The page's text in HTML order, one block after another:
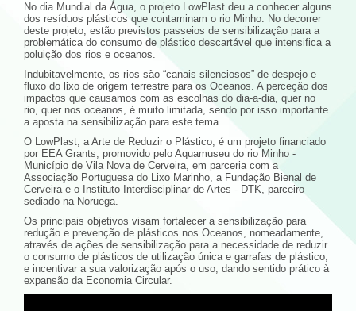
No dia Mundial da Água, o projeto LowPlast deu a conhecer alguns
dos resíduos plásticos que contaminam o rio Minho. No decorrer
deste projeto, estão previstos passeios de sensibilização para a
problemática do consumo de plástico descartável que intensifica a
poluição dos rios e oceanos.
Indubitavelmente, os rios são “canais silenciosos” de despejo e
fluxo do lixo de origem terrestre para os Oceanos. A perceção dos
impactos que causamos com as escolhas do dia-a-dia, quer no
rio, quer nos oceanos, é muito limitada, sendo por isso importante
a aposta na sensibilização para este tema.
O LowPlast, a Arte de Reduzir o Plástico, é um projeto financiado
por EEA Grants, promovido pelo Aquamuseu do rio Minho -
Município de Vila Nova de Cerveira, em parceria com a
Associação Portuguesa do Lixo Marinho, a Fundação Bienal de
Cerveira e o Instituto Interdisciplinar de Artes - DTK, parceiro
sediado na Noruega.
Os principais objetivos visam fortalecer a sensibilização para
redução e prevenção de plásticos nos Oceanos, nomeadamente,
através de ações de sensibilização para a necessidade de reduzir
o consumo de plásticos de utilização única e garrafas de plástico;
e incentivar a sua valorização após o uso, dando sentido prático à
expansão da Economia Circular.